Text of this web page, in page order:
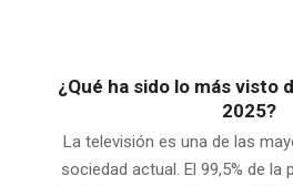
¿Qué ha sido lo más visto
2025?
La televisión es una de las
sociedad actual. El 99,5% de la